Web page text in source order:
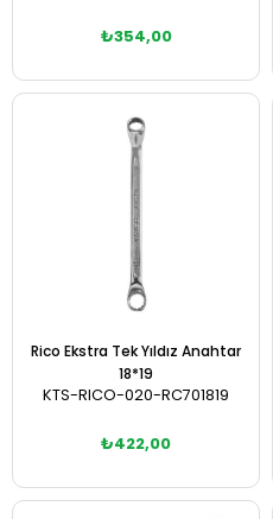
₺354,00
Sepete Ekle
Rico Ekstra Tek Yıldız Anahtar
18*19
KTS-RICO-020-RC701819
₺422,00